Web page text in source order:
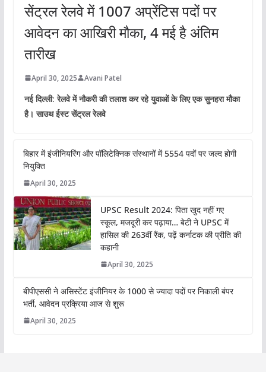
सेंट्रल रेलवे में 1007 अप्रेंटिस पदों पर
आवेदन का आखिरी मौका, 4 मई है अंतिम
तारीख
April 30, 2025 Avani Patel
नई दिल्ली: रेलवे में नौकरी की तलाश कर रहे युवाओं के लिए एक सुनहरा मौका
है। साउथ ईस्ट सेंट्रल रेलवे
बिहार में इंजीनियरिंग और पॉलिटेक्निक संस्थानों में 5554 पदों पर जल्द होगी
नियुक्ति
April 30, 2025
UPSC Result 2024: पिता खुद नहीं गए
स्कूल, मजदूरी कर पढ़ाया… बेटी ने UPSC में
हासिल की 263वीं रैंक, पढ़ें कर्नाटक की प्रीति की
कहानी
April 30, 2025
बीपीएससी ने असिस्टेंट इंजीनियर के 1000 से ज्यादा पदों पर निकाली बंपर
भर्ती, आवेदन प्रक्रिया आज से शुरू
April 30, 2025